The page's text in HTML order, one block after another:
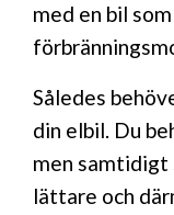
med en bil
Således
din elbil. Du
men samtidigt
lättare och